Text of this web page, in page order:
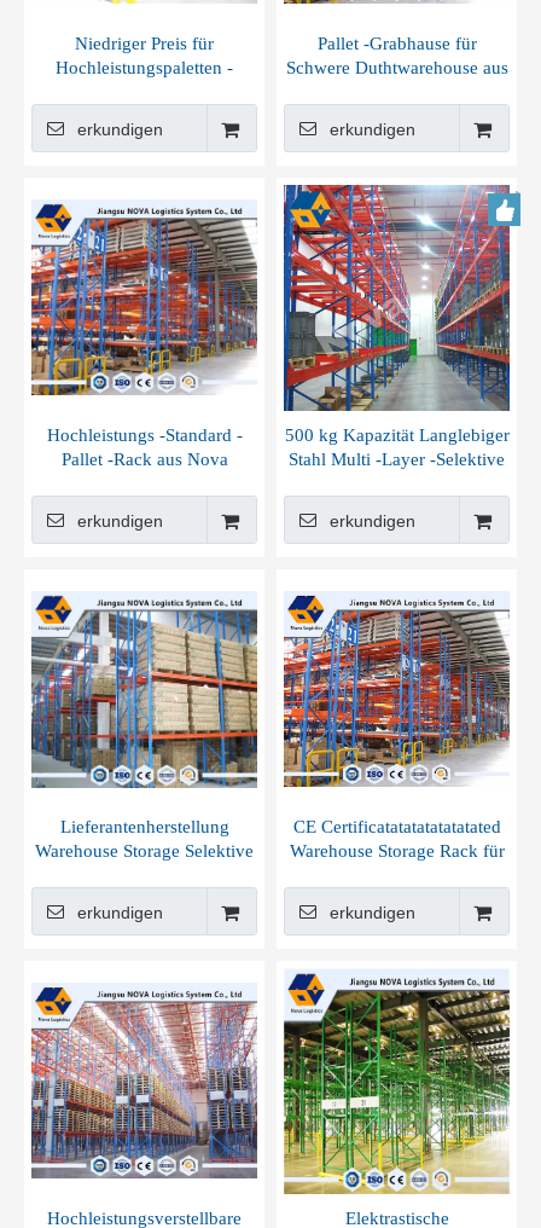
Niedriger Preis für
Hochleistungspaletten -
erkundigen
Pallet -Grabhause für
Schwere Duthtwarehouse aus
erkundigen
Hochleistungs -Standard -
Pallet -Rack aus Nova
erkundigen
500 kg Kapazität Langlebiger
Stahl Multi -Layer -Selektive
erkundigen
Lieferantenherstellung
Warehouse Storage Selektive
erkundigen
CE Certificatatatatatatatated
Warehouse Storage Rack für
erkundigen
Hochleistungsverstellbare Elektrastische